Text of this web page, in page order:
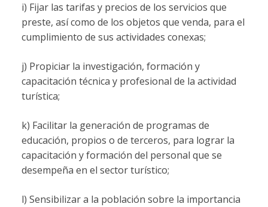
i) Fijar las tarifas y precios de los servicios que
preste, así como de los objetos que venda, para el
cumplimiento de sus actividades conexas;
j) Propiciar la investigación, formación y
capacitación técnica y profesional de la actividad
turística;
k) Facilitar la generación de programas de
educación, propios o de terceros, para lograr la
capacitación y formación del personal que se
desempeña en el sector turístico;
l) Sensibilizar a la población sobre la importancia